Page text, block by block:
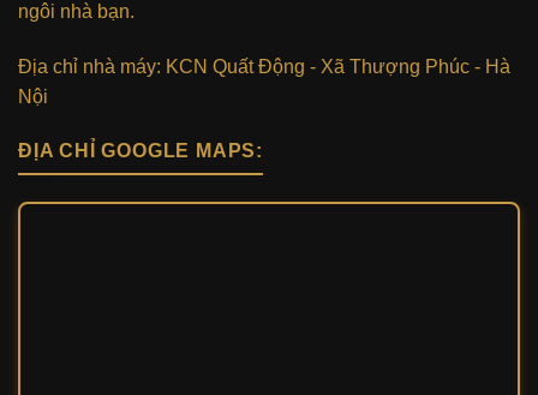
ngôi nhà bạn.
Địa chỉ nhà máy: KCN Quất Động - Xã Thượng Phúc - Hà
Nội
ĐỊA CHỈ GOOGLE MAPS: